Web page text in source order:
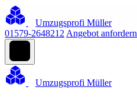
Umzugsprofi Müller
01579-2648212 Angebot anfordern
Umzugsprofi Müller